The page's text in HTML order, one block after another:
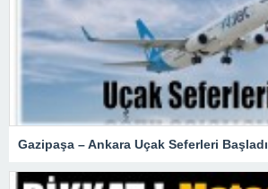
Gazipaşa – Ankara Uçak Seferleri Başladı